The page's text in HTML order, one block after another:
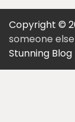
Copyright ©
someone
Stunning Blog